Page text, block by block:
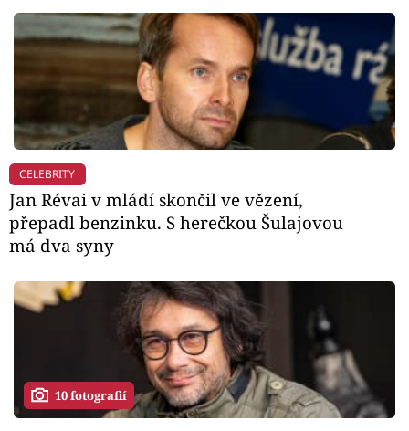
CELEBRITY
Jan Révai v mládí skončil ve vězení,
přepadl benzinku. S herečkou Šulajovou
má dva syny
10 fotografií